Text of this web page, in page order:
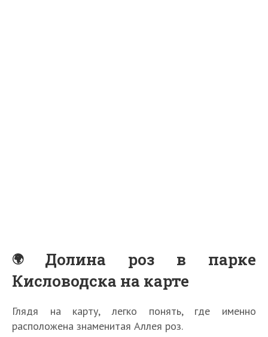
Долина роз в парке
Кисловодска на карте
Глядя на карту, легко понять, где именно
расположена знаменитая Аллея роз.